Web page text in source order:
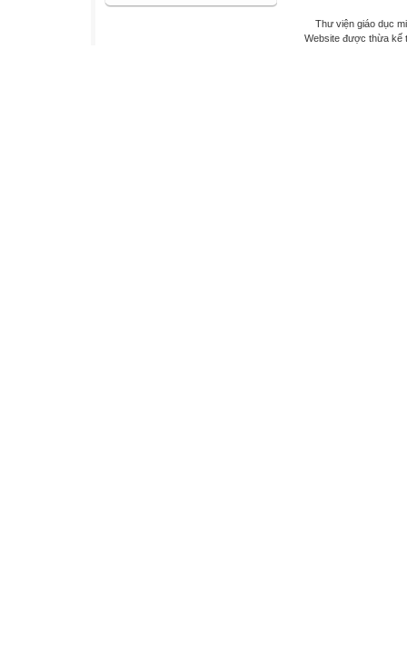
Thư viện giáo dục
Website được thừa kế